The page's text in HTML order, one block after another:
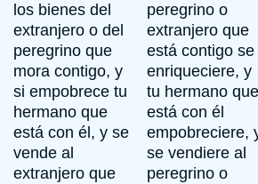
los bienes del
extranjero o del
peregrino que
mora contigo, y
si empobrece tu
hermano que
está con él, y se
vende al
extranjero que
peregrino o
extranjero que
está contigo se
enriqueciere, y
tu hermano que
está con él
empobreciere,
se vendiere al
peregrino o